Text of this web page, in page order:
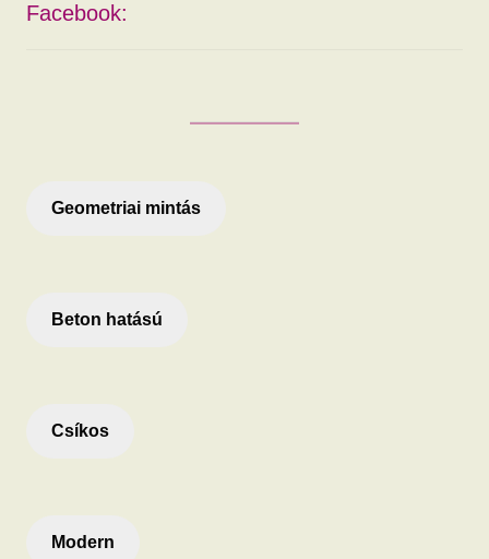
Facebook:
Geometriai mintás
Beton hatású
Csíkos
Modern